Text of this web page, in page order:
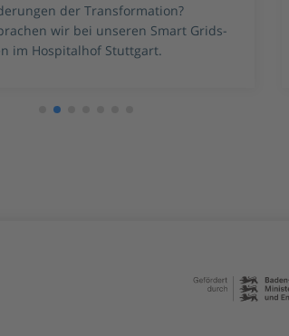
in ganz Deutschland.
dieses Vorhabens ist ADS-